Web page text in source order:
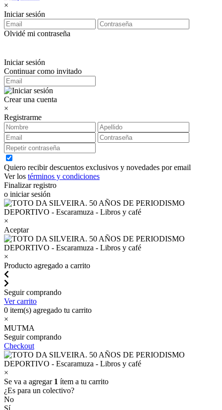
×
Iniciar sesión
Olvidé mi contraseña
Iniciar sesión
Continuar como invitado
Crear una cuenta
×
Registrarme
Quiero recibir descuentos exclusivos y novedades por email
Ver los términos y condiciones
Finalizar registro
o iniciar sesión
×
Aceptar
×
Producto agregado a carrito
Seguir comprando
Ver carrito
0 item(s) agregado tu carrito
×
MUTMA
Seguir comprando
Checkout
×
Se va a agregar 1 ítem a tu carrito
¿Es para un colectivo?
No
Sí